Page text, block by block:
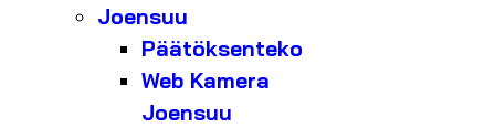
Joensuu
Päätöksenteko
Web Kamera
Joensuu